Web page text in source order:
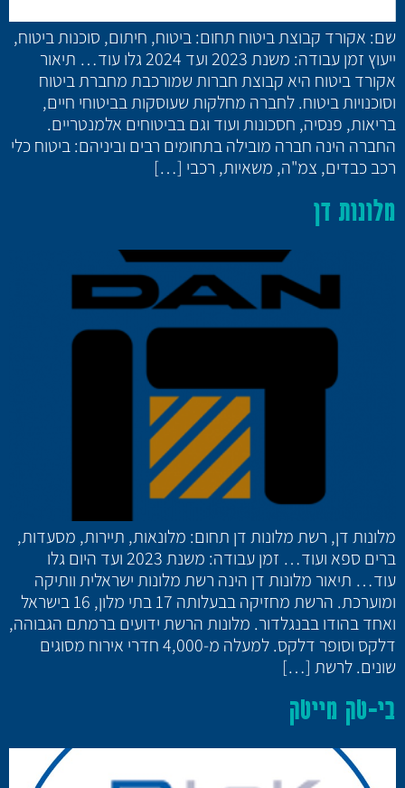
שם: אקורד קבוצת ביטוח תחום: ביטוח, חיתום, סוכנות ביטוח,
ייעוץ זמן עבודה: משנת 2023 ועד 2024 גלו עוד… תיאור
אקורד ביטוח היא קבוצת חברות שמורכבת מחברת ביטוח
וסוכנויות ביטוח. לחברה מחלקות שעוסקות בביטוחי חיים,
בריאות, פנסיה, חסכונות ועוד וגם בביטוחים אלמנטריים.
החברה הינה חברה מובילה בתחומים רבים וביניהם: ביטוח כלי
רכב כבדים, צמ"ה, משאיות, רכבי […]
מלונות דן
מלונות דן, רשת מלונות דן תחום: מלונאות, תיירות, מסעדות,
ברים ספא ועוד… זמן עבודה: משנת 2023 ועד היום גלו
עוד… תיאור מלונות דן הינה רשת מלונות ישראלית וותיקה
ומוערכת. הרשת מחזיקה בבעלותה 17 בתי מלון, 16 בישראל
ואחד בהודו בבנגלדור. מלונות הרשת ידועים ברמתם הגבוהה,
דלקס וסופר דלקס. למעלה מ-4,000 חדרי אירוח מסוגים
שונים. לרשת […]
בי-טק מייטק